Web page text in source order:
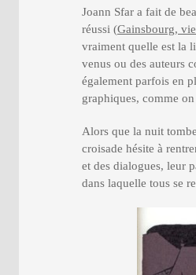
Joann Sfar a fait de
réussi (Gainsbourg,
vraiment quelle est la
venus ou des auteurs
également parfois en
graphiques, comme
Alors que la nuit
croisade hésite à
et des dialogues, leur
dans laquelle tous se